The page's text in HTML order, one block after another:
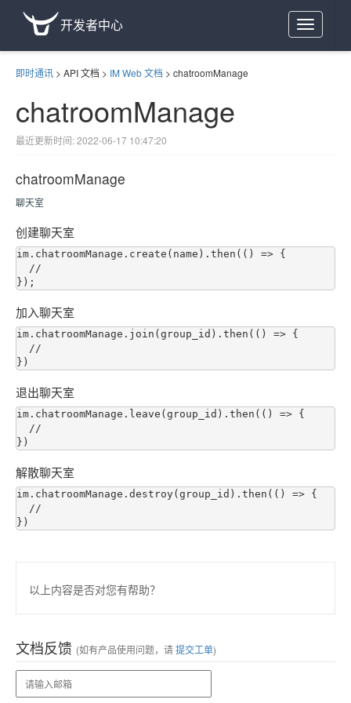
Toggle
navigation
开发者中心
即时通讯 > API 文档 > IM Web 文档 > chatroomManage
chatroomManage
最近更新时间: 2022-06-17 10:47:20
chatroomManage
聊天室
创建聊天室
im.chatroomManage.create(name).then(() => {
加入聊天室
im.chatroomManage.join(group_id).then(() => {
退出聊天室
im.chatroomManage.leave(group_id).then(() => {
解散聊天室
im.chatroomManage.destroy(group_id).then(() => {
以上内容是否对您有帮助？
文档反馈 (如有产品使用问题，请提交工单)